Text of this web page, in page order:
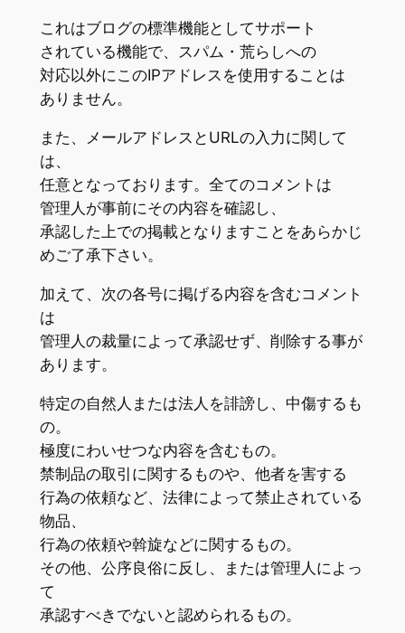
これはブログの標準機能としてサポート
されている機能で、スパム・荒らしへの
対応以外にこのIPアドレスを使用することは
ありません。
また、メールアドレスとURLの入力に関して
は、
任意となっております。全てのコメントは
管理人が事前にその内容を確認し、
承認した上での掲載となりますことをあらかじ
めご了承下さい。
加えて、次の各号に掲げる内容を含むコメント
は
管理人の裁量によって承認せず、削除する事が
あります。
特定の自然人または法人を誹謗し、中傷するも
の。
極度にわいせつな内容を含むもの。
禁制品の取引に関するものや、他者を害する
行為の依頼など、法律によって禁止されている
物品、
行為の依頼や斡旋などに関するもの。
その他、公序良俗に反し、または管理人によっ
て
承認すべきでないと認められるもの。